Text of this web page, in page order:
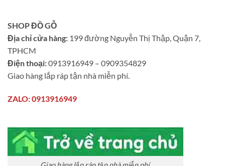
SHOP ĐỒ GỖ
Địa chỉ cửa hàng: 199 đường Nguyễn Thị Thập, Quận 7,
TPHCM
Điện thoại:0913916949 – 0909354829
Giao hàng lắp ráp tận nhà miễn phí.
ZALO: 0913916949